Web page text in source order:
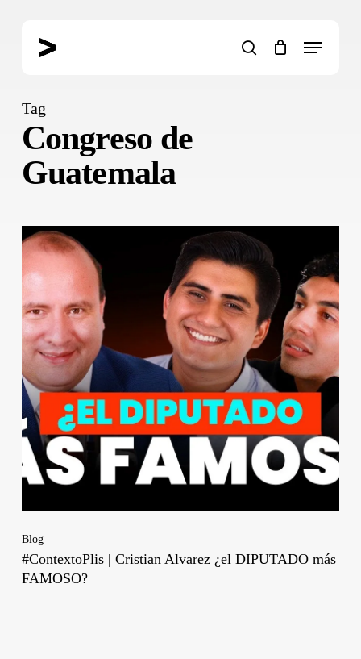
search
Menu
Tag
Congreso de
Guatemala
Blog
#ContextoPlis | Cristian Alvarez ¿el DIPUTADO más
FAMOSO?